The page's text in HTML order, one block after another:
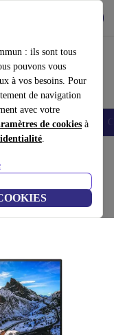
: ils sont tous
pouvons vous
à vos besoins. Pour
de navigation
avec votre
de cookies à
.
Accessoires